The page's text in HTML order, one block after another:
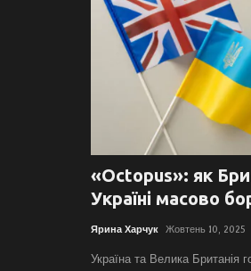
«Octopus»: як
Україні масово
Ярина Харчук Жовтень 10, 2025
Україна та Велика Британія